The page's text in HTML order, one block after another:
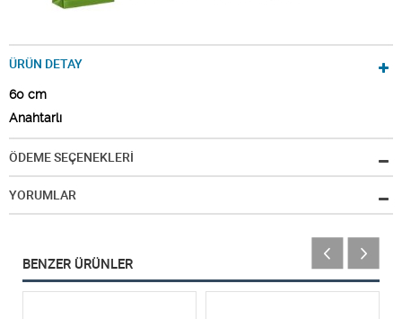
ÜRÜN DETAY
60 cm
Anahtarlı
ÖDEME SEÇENEKLERİ
YORUMLAR
BENZER ÜRÜNLER